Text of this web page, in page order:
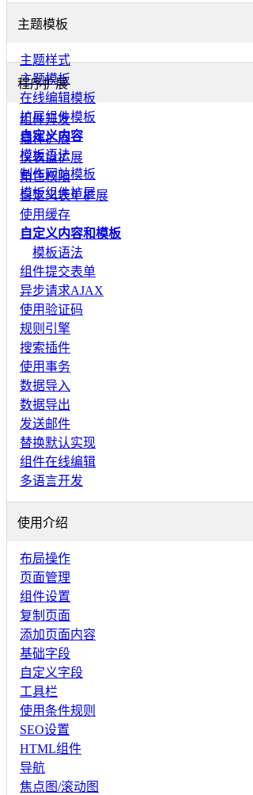
主题模板
主题样式
主题模板
在线编辑模板
扩展组件模板
自定义内容
模板语法
制作网站模板
模板组件扩展
程序扩展
组件开发
插件扩展
仪表盘扩展
角色权限
自定义表单扩展
使用缓存
自定义内容和模板
模板语法
组件提交表单
异步请求AJAX
使用验证码
规则引擎
搜索插件
使用事务
数据导入
数据导出
发送邮件
替换默认实现
组件在线编辑
多语言开发
使用介绍
布局操作
页面管理
组件设置
复制页面
添加页面内容
基础字段
自定义字段
工具栏
使用条件规则
SEO设置
HTML组件
导航
焦点图/滚动图